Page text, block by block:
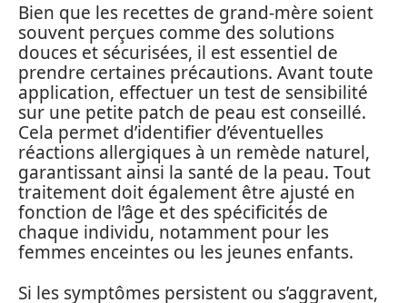
Bien que les recettes de grand-mère soient
souvent perçues comme des solutions
douces et sécurisées, il est essentiel de
prendre certaines précautions. Avant toute
application, effectuer un test de sensibilité
sur une petite patch de peau est conseillé.
Cela permet d’identifier d’éventuelles
réactions allergiques à un remède naturel,
garantissant ainsi la santé de la peau. Tout
traitement doit également être ajusté en
fonction de l’âge et des spécificités de
chaque individu, notamment pour les
femmes enceintes ou les jeunes enfants.
Si les symptômes persistent ou s’aggravent,